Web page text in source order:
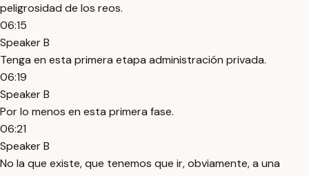
peligrosidad de los reos.
06:15
Speaker B
Tenga en esta primera etapa administración privada.
06:19
Speaker B
Por lo menos en esta primera fase.
06:21
Speaker B
No la que existe, que tenemos que ir, obviamente, a una